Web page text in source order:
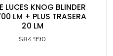
LUCES KNOG BLINDER
LM + PLUS TRASERA
20 LM
$84.990